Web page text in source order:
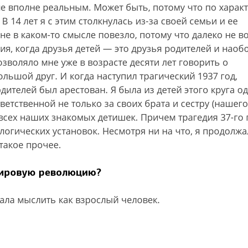
вполне реальным. Может быть, потому что по
14 лет я с этим столкнулась из-за своей семьи и ее
каком-то смысле повезло, потому что далеко не
когда друзья детей — это друзья родителей и
мне уже в возрасте десяти лет говорить о
друг. И когда наступил трагический 1937 год,
был арестован. Я была из детей этого круга
не только за своих брата и сестру
наших знакомых детишек. Причем трагедия 37-го
установок. Несмотря ни на что, я
прочее.
революцию?
мыслить как взрослый человек.